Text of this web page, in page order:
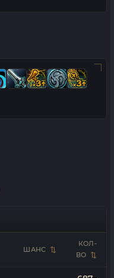
ШАНС
КОЛ-
ВО